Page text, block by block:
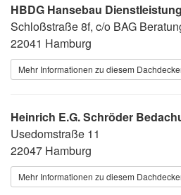
HBDG Hansebau
Schloßstraße 8f, c/o BAG
22041 Hamburg
Mehr Informationen zu diesem
Heinrich E.G. Schröder
Usedomstraße 11
22047 Hamburg
Mehr Informationen zu diesem